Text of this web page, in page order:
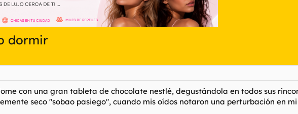
dormir
con una gran tableta de chocolate nestlé, degustándola en todos sus
seco "sobao pasiego", cuando mis oídos notaron una perturbación en